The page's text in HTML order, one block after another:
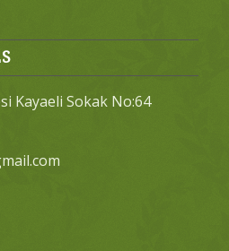
Kayaeli Sokak No:64